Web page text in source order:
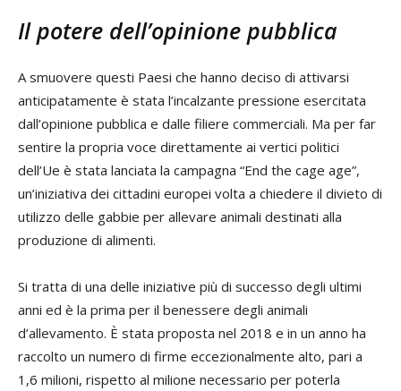
Il potere dell’opinione pubblica
A smuovere questi Paesi che hanno deciso di attivarsi
anticipatamente è stata l’incalzante pressione esercitata
dall’opinione pubblica e dalle filiere commerciali. Ma per far
sentire la propria voce direttamente ai vertici politici
dell’Ue è stata lanciata la campagna “End the cage age”,
un’iniziativa dei cittadini europei volta a chiedere il divieto di
utilizzo delle gabbie per allevare animali destinati alla
produzione di alimenti.
Si tratta di una delle iniziative più di successo degli ultimi
anni ed è la prima per il benessere degli animali
d’allevamento. È stata proposta nel 2018 e in un anno ha
raccolto un numero di firme eccezionalmente alto, pari a
1,6 milioni, rispetto al milione necessario per poterla